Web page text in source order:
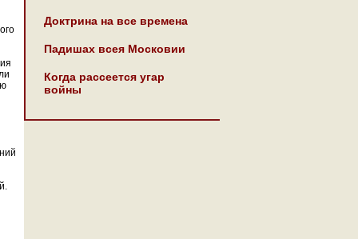
Доктрина на все времена
Падишах всея Московии
Когда рассеется угар
войны